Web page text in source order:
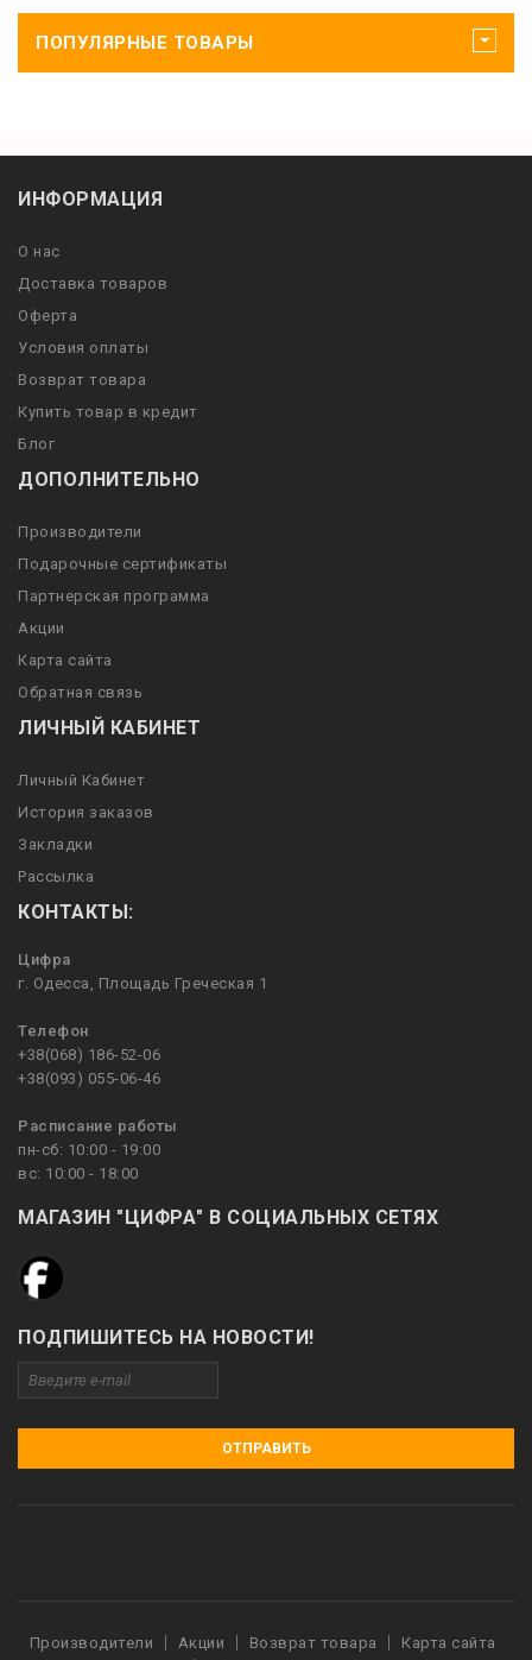
ПОПУЛЯРНЫЕ ТОВАРЫ
ИНФОРМАЦИЯ
О нас
Доставка товаров
Оферта
Условия оплаты
Возврат товара
Купить товар в кредит
Блог
ДОПОЛНИТЕЛЬНО
Производители
Подарочные сертификаты
Партнерская программа
Акции
Карта сайта
Обратная связь
ЛИЧНЫЙ КАБИНЕТ
Личный Кабинет
История заказов
Закладки
Рассылка
КОНТАКТЫ:
Цифра
г. Одесса, Площадь Греческая 1
Телефон
+38(068) 186-52-06
+38(093) 055-06-46
Расписание работы
пн-сб: 10:00 - 19:00
вс: 10:00 - 18:00
МАГАЗИН "ЦИФРА" В СОЦИАЛЬНЫХ СЕТЯХ
ПОДПИШИТЕСЬ НА НОВОСТИ!
ОТПРАВИТЬ
Производители Акции Возврат товара
Карта сайта